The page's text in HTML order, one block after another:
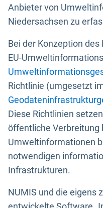
Anbieter von
Niedersachsen zu
Bei der Konzeption
EU-
Richtlinie (umgesetzt
Diese Richtlinien
öffentliche Verbreitung
Umweltinformationen
notwendigen
Infrastrukturen.
NUMIS und die eigens